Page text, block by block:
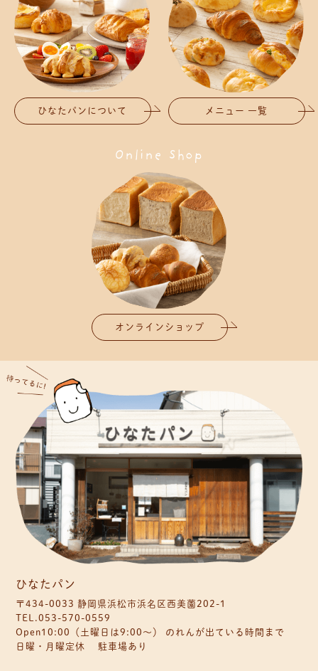
ひなたパンについて メニュー 一覧
Online Shop
オンラインショップ
ひなたパン
〒434-0033 静岡県浜松市浜名区西美薗202-1
TEL.053-570-0559
Open10:00（土曜日は9:00〜） のれんが出ている時間まで
日曜・月曜定休 駐車場あり